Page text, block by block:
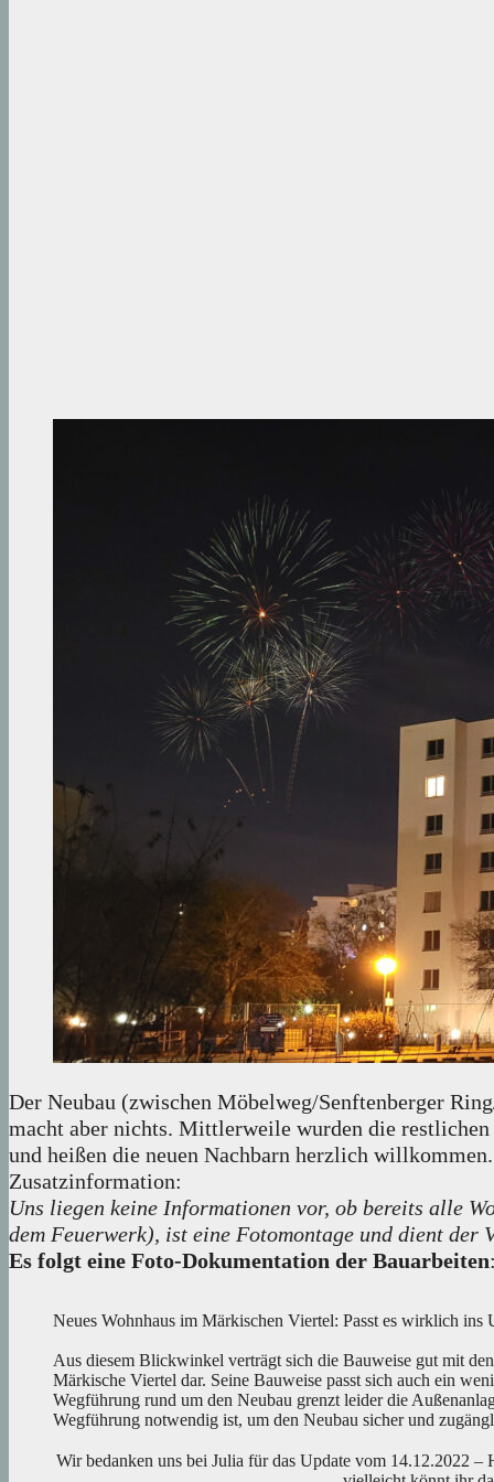
Der Neubau (zwischen Möbelweg/Senftenberger
macht aber nichts. Mittlerweile wurden die
und heißen die neuen Nachbarn herzlich
Zusatzinformation:
Uns liegen keine Informationen vor, ob bereits alle
dem Feuerwerk), ist eine Fotomontage und dient der
Es folgt eine Foto-Dokumentation der Bauarbeiten
Neues Wohnhaus im Märkischen Viertel: Passt es wirklich
Aus diesem Blickwinkel verträgt sich die Bauweise gut mit
Märkische Viertel dar. Seine Bauweise passt sich auch ein
Wegführung rund um den Neubau grenzt leider die
Wegführung notwendig ist, um den Neubau sicher und
Wir bedanken uns bei Julia für das Update vom 14.12.2022